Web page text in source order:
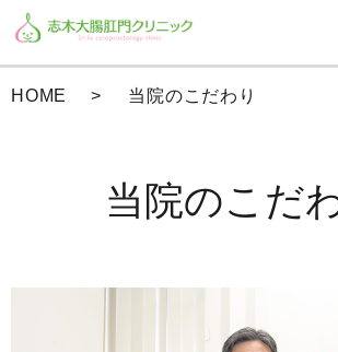
HOME 当院のこだわり
当院のこだ